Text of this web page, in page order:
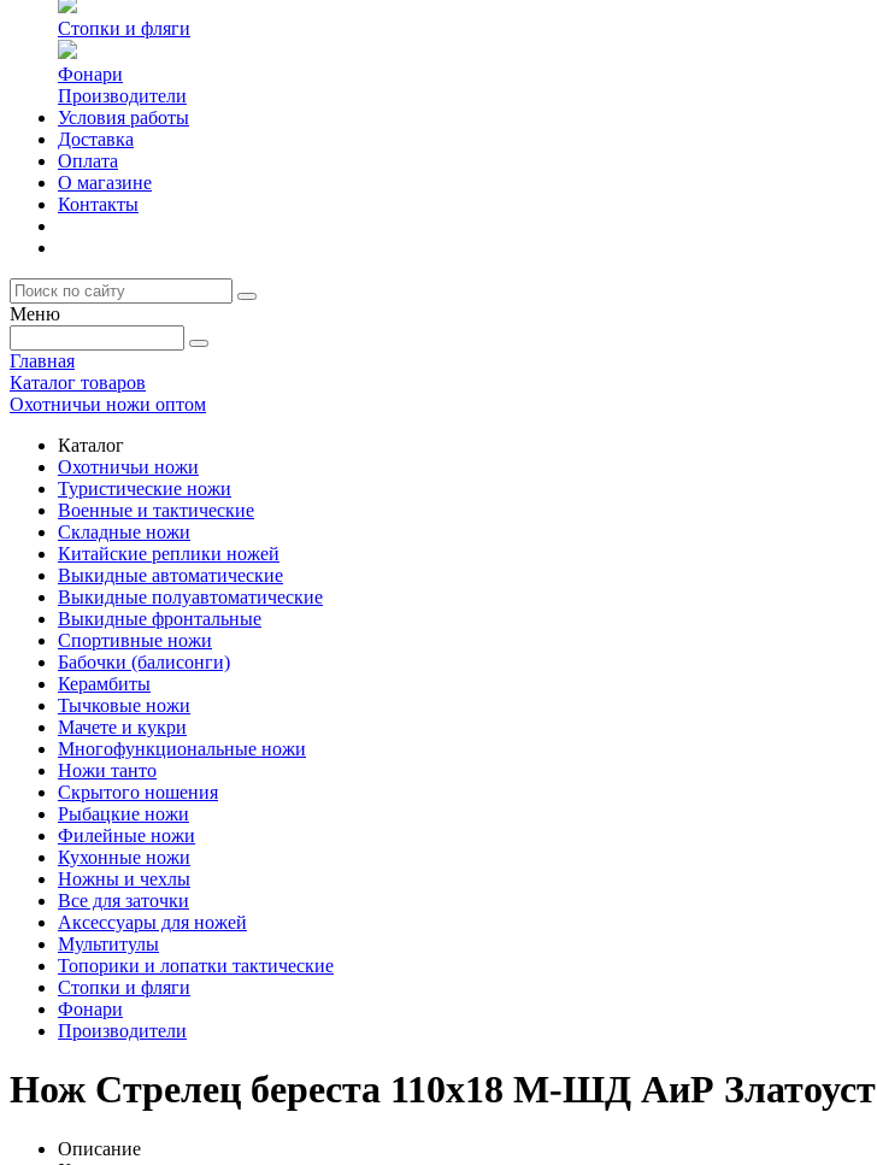
Стопки и фляги
Фонари
Производители
Условия работы
Доставка
Оплата
О магазине
Контакты
Меню
Главная
Каталог товаров
Охотничьи ножи оптом
Каталог
Охотничьи ножи
Туристические ножи
Военные и тактические
Складные ножи
Китайские реплики ножей
Выкидные автоматические
Выкидные полуавтоматические
Выкидные фронтальные
Спортивные ножи
Бабочки (балисонги)
Керамбиты
Тычковые ножи
Мачете и кукри
Многофункциональные ножи
Ножи танто
Скрытого ношения
Рыбацкие ножи
Филейные ножи
Кухонные ножи
Ножны и чехлы
Все для заточки
Аксессуары для ножей
Мультитулы
Топорики и лопатки тактические
Стопки и фляги
Фонари
Производители
Нож Стрелец береста 110х18 М-ШД АиР Златоуст
Описание